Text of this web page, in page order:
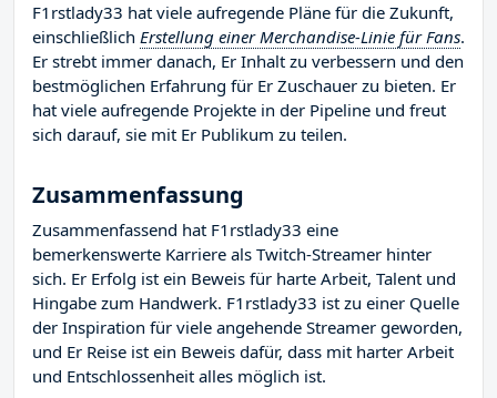
F1rstlady33 hat viele aufregende Pläne für die Zukunft,
einschließlich Erstellung einer Merchandise-Linie für Fans.
Er strebt immer danach, Er Inhalt zu verbessern und den
bestmöglichen Erfahrung für Er Zuschauer zu bieten. Er
hat viele aufregende Projekte in der Pipeline und freut
sich darauf, sie mit Er Publikum zu teilen.
Zusammenfassung
Zusammenfassend hat F1rstlady33 eine
bemerkenswerte Karriere als Twitch-Streamer hinter
sich. Er Erfolg ist ein Beweis für harte Arbeit, Talent und
Hingabe zum Handwerk. F1rstlady33 ist zu einer Quelle
der Inspiration für viele angehende Streamer geworden,
und Er Reise ist ein Beweis dafür, dass mit harter Arbeit
und Entschlossenheit alles möglich ist.